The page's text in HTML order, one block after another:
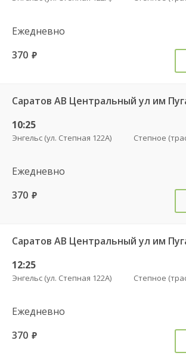
Ежедневно
370 руб.
10:25
Энгельс (ул. Степная 122А)
Ежедневно
370 руб.
12:25
Энгельс (ул. Степная 122А)
Ежедневно
370 руб.